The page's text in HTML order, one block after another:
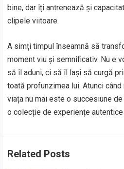
bine, dar îți antrenează și
clipele viitoare.
A simți timpul înseamnă să
moment viu și semnificativ. Nu e
să îl aduni, ci să îl lași să curgă
toată profunzimea lui. Atunci
viața nu mai este o succesiune
o colecție de experiențe
Related Posts